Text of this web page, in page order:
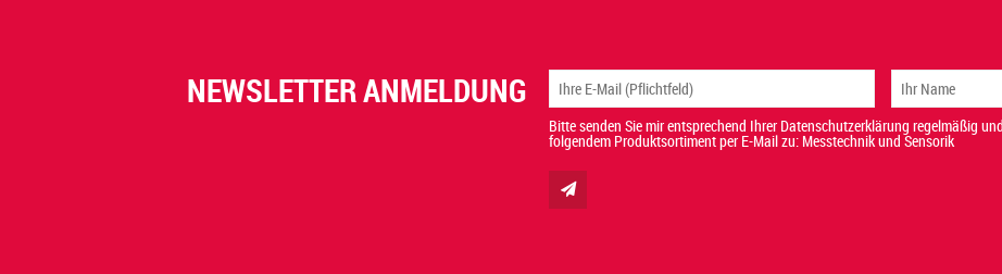
NEWSLETTER ANMELDUNG
Bitte senden Sie mir entsprechend Ihrer Datenschutzerklärung regelmäßig
folgendem Produktsortiment per E-Mail zu: Messtechnik und Sensorik